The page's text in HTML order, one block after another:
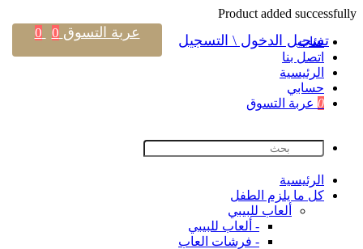
Product added successfully
فئات
اتصل بنا
اﻟﺮﺋﻴﺴﻴﺔ
حسابي
0 عربة التسوق
اﻟﺮﺋﻴﺴﻴﺔ
كل ما يلزم الطفل
ألعاب للبيبي
- ألعاب للبيبي
- فرشات العاب
تسجيل الدخول \ التسجيل عربة التسوق 0
0